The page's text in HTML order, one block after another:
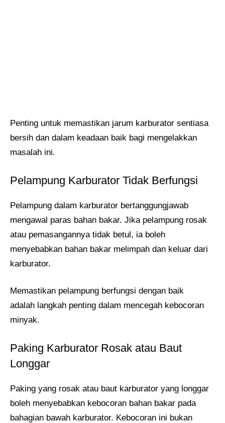
Penting untuk memastikan jarum karburator sentiasa
bersih dan dalam keadaan baik bagi mengelakkan
masalah ini.
Pelampung Karburator Tidak Berfungsi
Pelampung dalam karburator bertanggungjawab
mengawal paras bahan bakar. Jika pelampung rosak
atau pemasangannya tidak betul, ia boleh
menyebabkan bahan bakar melimpah dan keluar dari
karburator.
Memastikan pelampung berfungsi dengan baik
adalah langkah penting dalam mencegah kebocoran
minyak.
Paking Karburator Rosak atau Baut
Longgar
Paking yang rosak atau baut karburator yang longgar
boleh menyebabkan kebocoran bahan bakar pada
bahagian bawah karburator. Kebocoran ini bukan